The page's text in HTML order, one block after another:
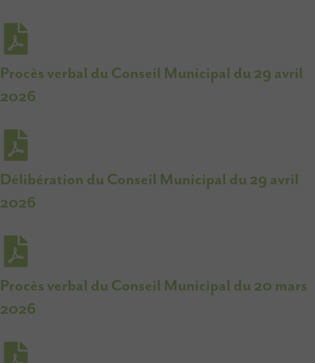
Procès verbal du Conseil Municipal du 29 avril
2026
Délibération du Conseil Municipal du 29 avril
2026
Procès verbal du Conseil Municipal du 20 mars
2026